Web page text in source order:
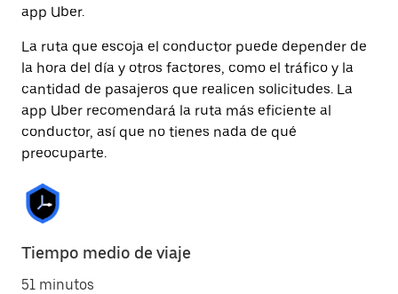
app Uber.
La ruta que escoja el conductor puede depender de
la hora del día y otros factores, como el tráfico y la
cantidad de pasajeros que realicen solicitudes. La
app Uber recomendará la ruta más eficiente al
conductor, así que no tienes nada de qué
preocuparte.
Tiempo medio de viaje
51 minutos